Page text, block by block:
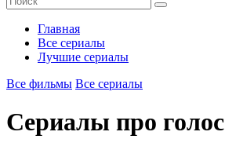
Главная
Все сериалы
Лучшие сериалы
Все фильмы Все сериалы
Сериалы про голос